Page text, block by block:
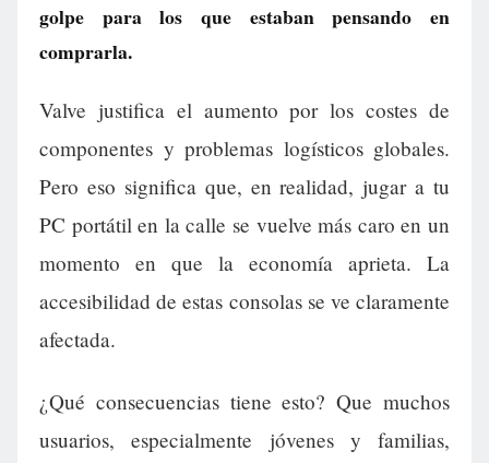
golpe para los que estaban pensando en
comprarla.
Valve justifica el aumento por los costes de
componentes y problemas logísticos globales.
Pero eso significa que, en realidad, jugar a tu
PC portátil en la calle se vuelve más caro en un
momento en que la economía aprieta. La
accesibilidad de estas consolas se ve claramente
afectada.
¿Qué consecuencias tiene esto? Que muchos
usuarios, especialmente jóvenes y familias,